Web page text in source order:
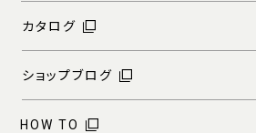
カタログ
ショップブログ
HOW TO